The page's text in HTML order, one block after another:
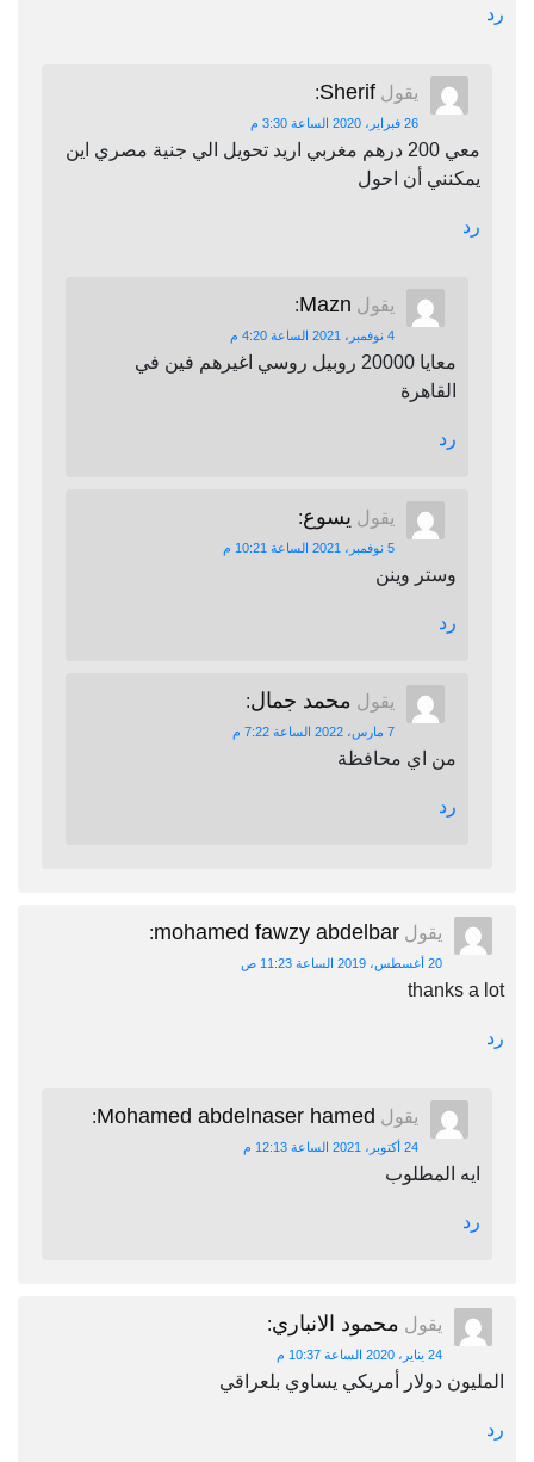
رد
يقول Sherif
:
26 فبراير، 2020 الساعة 3:30 م
معي 200 درهم مغربي اريد تحويل الي جنية مصري اين
يمكنني أن احول
رد
يقول Mazn
:
4 نوفمبر، 2021 الساعة 4:20 م
معايا 20000 روبيل روسي اغيرهم فين في
القاهرة
رد
يقول يسوع:
5 نوفمبر، 2021 الساعة 10:21 م
وستر وينن
رد
يقول محمد جمال:
7 مارس، 2022 الساعة 7:22 م
من اي محافظة
رد
يقول mohamed fawzy abdelbar
:
20 أغسطس، 2019 الساعة 11:23 ص
thanks a lot
رد
يقول Mohamed abdelnaser hamed
:
24 أكتوبر، 2021 الساعة 12:13 م
ايه المطلوب
رد
يقول محمود الانباري:
24 يناير، 2020 الساعة 10:37 م
المليون دولار أمريكي يساوي بلعراقي
رد